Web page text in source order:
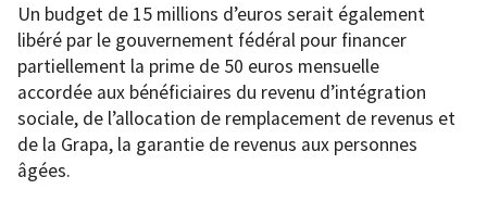
Un budget de 15 millions d’euros serait également
libéré par le gouvernement fédéral pour financer
partiellement la prime de 50 euros mensuelle
accordée aux bénéficiaires du revenu d’intégration
sociale, de l’allocation de remplacement de revenus et
de la Grapa, la garantie de revenus aux personnes
âgées.